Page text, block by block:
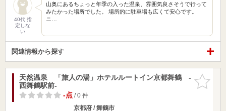
40代 指
定しな
い
山奥にあるちょっと年季の入った温泉、雰囲気良さそうで行って
みたかった場所でした。 場所的に駐車場も広くて安心です。
ニ…
関連情報から探す
お気に入
りに追加
天然温泉 「旅人の湯」ホテルルートイン京都舞鶴 -
西舞鶴駅前-
-点/ 0 件
京都府 / 舞鶴市